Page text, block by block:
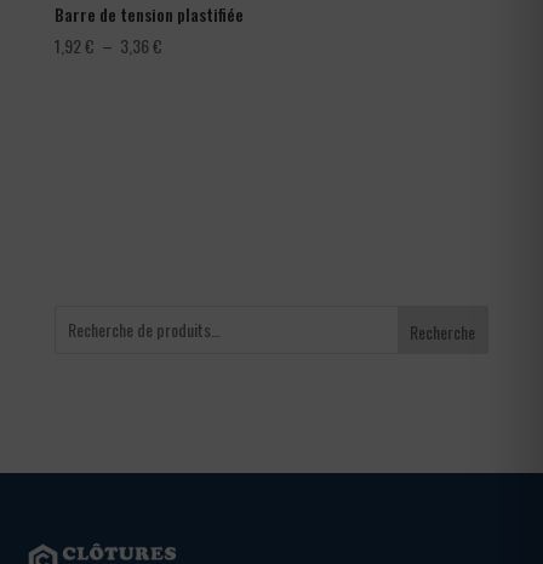
Barre de tension plastifiée
1,92€ – 3,36€Plage
Recherche